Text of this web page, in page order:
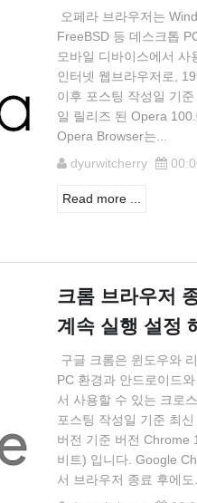
오페라 브라우저는
FreeBSD 등 데스크톱
모바일 디바이스에서 사
인터넷 웹브라우저로,
이후 포스팅 작성일 기
일 릴리즈 된 Opera
Opera Browser는...
dyurwitcherry
Read more ...
크롬 브라우저
계속 실행 설정
구글 크롬은 윈도우와
PC 환경과 안드로이드
서 사용할 수 있는 크로
포스팅 작성일 기준 최
버전 기준 버전 Chrome
비트) 입니다. Google
서 브라우저 종료 후에도...